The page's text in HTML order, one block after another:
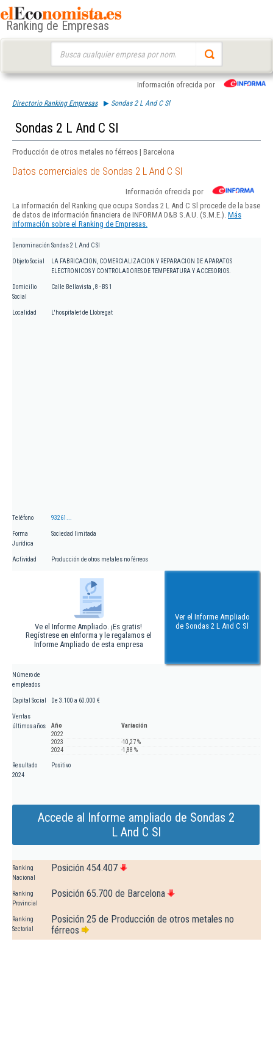
Ranking de Empresas
Información ofrecida por
Directorio Ranking Empresas Sondas 2 L And C Sl
Sondas 2 L And C Sl
Producción de otros metales no férreos | Barcelona
Datos comerciales de Sondas 2 L And C Sl
Información ofrecida por
La información del Ranking que ocupa Sondas 2 L And C Sl procede de la base
de datos de información financiera de INFORMA D&B S.A.U. (S.M.E.). Más
información sobre el Ranking de Empresas.
Denominación Sondas 2 L And C Sl
Objeto Social
LA FABRICACION, COMERCIALIZACION Y REPARACION DE APARATOS
ELECTRONICOS Y CONTROLADORES DE TEMPERATURA Y ACCESORIOS.
Domicilio
Social
Calle Bellavista , 8 - BS 1
Localidad L'hospitalet de Llobregat
Teléfono 93261...
Forma
Jurídica
Sociedad limitada
Actividad Producción de otros metales no férreos
Ve el Informe Ampliado. ¡Es gratis!
Regístrese en eInforma y le regalamos el
Informe Ampliado de esta empresa
Ver el Informe Ampliado
de Sondas 2 L And C Sl
Número de
empleados
Capital Social De 3.100 a 60.000 €
Ventas
últimos años
Año
Variación
2022
2023
-10,27 %
2024
-1,88 %
Resultado
2024
Positivo
Accede al Informe ampliado de Sondas 2
L And C Sl
Ranking
Nacional
Posición 454.407
Ranking
Provincial
Posición 65.700 de Barcelona
Ranking
Sectorial
Posición 25 de Producción de otros metales no
férreos